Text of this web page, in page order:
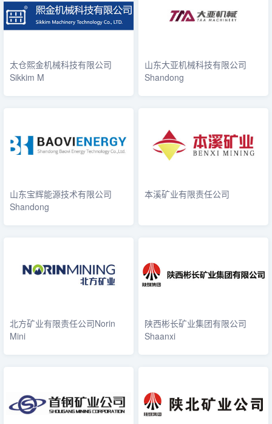
太仓熙金机械科技有限公司
Sikkim M
山东大亚机械科技有限公司
Shandong
山东宝辉能源技术有限公司
Shandong
本溪矿业有限责任公司
北方矿业有限责任公司Norin
Mini
陕西彬长矿业集团有限公司
Shaanxi